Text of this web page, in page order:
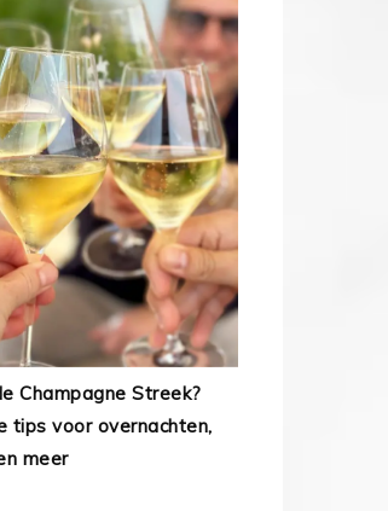
Champagne Streek?
tips voor overnachten,
meer